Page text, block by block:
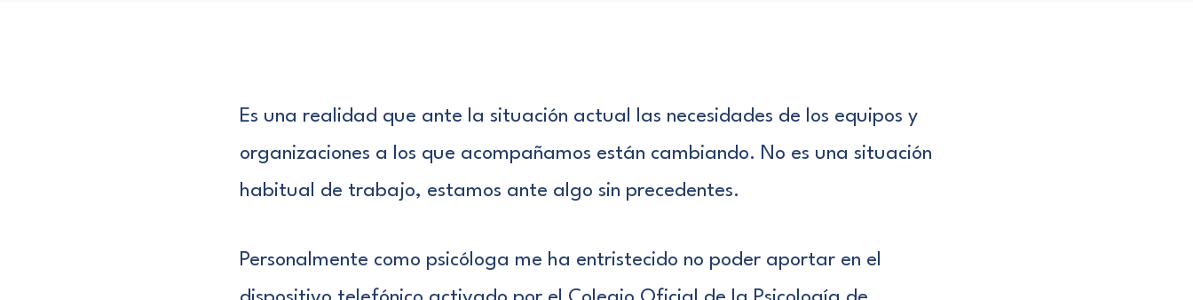
Es una realidad que ante la situación actual
las necesidades de los equipos y
organizaciones a los que acompañamos están cambiando. No es una situación
habitual de trabajo, estamos ante algo sin precedentes.
Personalmente como psicóloga me ha entristecido no poder aportar en el